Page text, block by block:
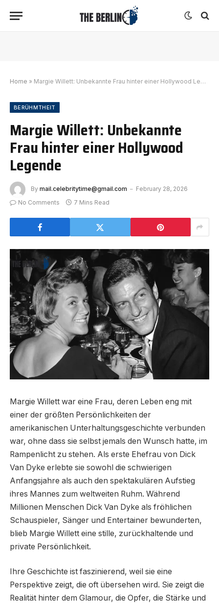
Home » Margie Willett: Unbekannte Frau hinter einer Hollywood Legende
BERÜHMTHEIT
Margie Willett: Unbekannte
Frau hinter einer Hollywood
Legende
By mail.celebritytime@gmail.com
February 28, 2026
No Comments
7 Mins Read
Margie Willett war eine Frau, deren Leben eng mit
einer der größten Persönlichkeiten der
amerikanischen Unterhaltungsgeschichte verbunden
war, ohne dass sie selbst jemals den Wunsch hatte, im
Rampenlicht zu stehen. Als erste Ehefrau von Dick
Van Dyke erlebte sie sowohl die schwierigen
Anfangsjahre als auch den spektakulären Aufstieg
ihres Mannes zum weltweiten Ruhm. Während
Millionen Menschen Dick Van Dyke als fröhlichen
Schauspieler, Sänger und Entertainer bewunderten,
blieb Margie Willett eine stille, zurückhaltende und
private Persönlichkeit.
Ihre Geschichte ist faszinierend, weil sie eine
Perspektive zeigt, die oft übersehen wird. Sie zeigt die
Realität hinter dem Glamour, die Opfer, die Stärke und